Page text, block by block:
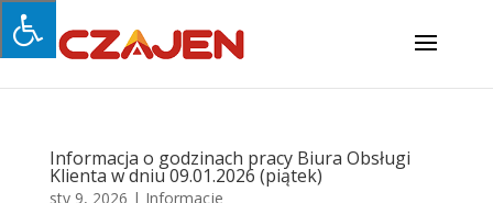
Informacja o godzinach pracy Biura Obsługi
Klienta w dniu 09.01.2026 (piątek)
sty 9, 2026 | Informacje